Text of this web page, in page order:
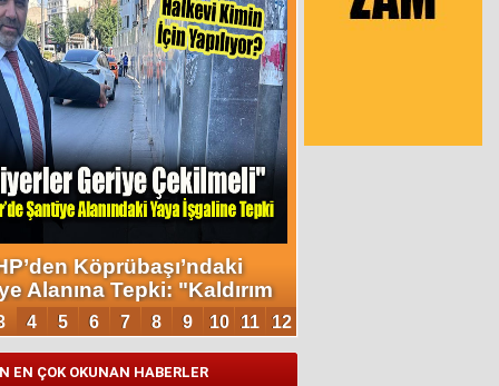
EN ÇOK OKUNAN HABERLER